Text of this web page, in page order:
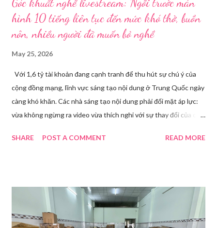
hình 10 tiếng liên tục đến mức khó thở, buồn
nôn, nhiều người đã muốn bỏ nghề
May 25, 2026
Với 1,6 tỷ tài khoản đang cạnh tranh để thu hút sự chú ý của
cộng đồng mạng, lĩnh vực sáng tạo nội dung ở Trung Quốc ngày
càng khó khăn. Các nhà sáng tạo nội dung phải đối mặt áp lực:
vừa không ngừng ra video vừa thích nghi với sự thay đổi của các
Huawei tại Hội nghị Di động Thế giới tại Thượng Hải năm 2021.
thay đồ. Chỉ trong vài phút, phòng khách được sắp xếp lại. Hai
đèn chiếu ngược sáng bật lên. Một chiếc điện thoại được gắn cố
định. Cả ba người vào vị trí. Wu đã chuẩn bị sẵn lời thoại và trao
SHARE POST A COMMENT READ MORE